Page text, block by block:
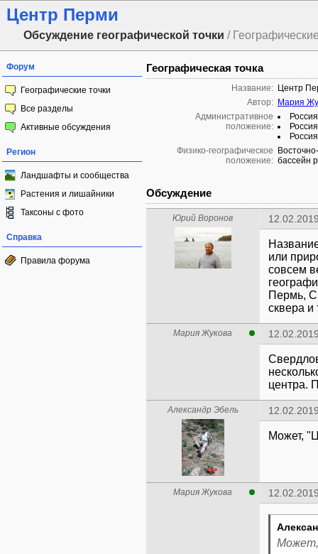
Центр Перми
Обсуждение географической точки /
Форум
Географические точки
Все разделы
Активные обсуждения
Регион
Ландшафты и сообщества
Растения и лишайники
Таксоны с фото
Справка
Правила форума
Географическая точка
Название: Центр
Автор: Мария
Административное
положение:
Физико-географическое
положение: бассейн
Обсуждение
Юрий Воронов
или
совсем
Пермь,
сквера и
Мария Жукова
центра.
Александр Эбель
Может,
Мария Жукова